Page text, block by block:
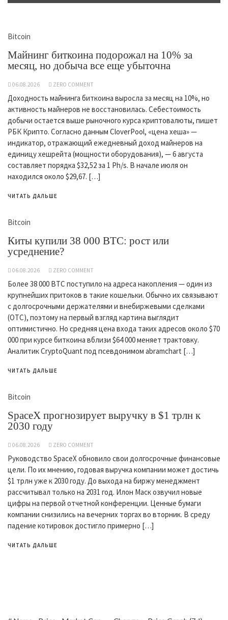
Bitcoin
Майнинг биткоина подорожал на 10% за
месяц, но добыча все еще убыточна
06.08.2026 ZERO COMMENT
Доходность майнинга биткоина выросла за месяц на 10%, но
активность майнеров не восстановилась. Себестоимость
добычи остается выше рыночного курса криптовалюты, пишет
РБК Крипто. Согласно данным CloverPool, «цена хеша» —
индикатор, отражающий ежедневный доход майнеров на
единицу хешрейта (мощности оборудования), — 6 августа
составляет порядка $32,52 за 1 Ph/s. В начале июля он
находился около $29,67. […]
ЧИТАТЬ ДАЛЬШЕ
Bitcoin
Киты купили 38 000 BTC: рост или
усреднение?
06.08.2026 ZERO COMMENT
Более 38 000 BTC поступило на адреса накопления — один из
крупнейших притоков в такие кошельки. Обычно их связывают
с долгосрочными держателями и внебиржевыми сделками
(OTC), поэтому на первый взгляд картина выглядит
оптимистично. Но средняя цена входа таких адресов около $70
000 при курсе биткоина вблизи $64 000 меняет трактовку.
Аналитик CryptoQuant под псевдонимом abramchart […]
ЧИТАТЬ ДАЛЬШЕ
Bitcoin
SpaceX прогнозирует выручку в $1 трлн к
2030 году
06.08.2026 ZERO COMMENT
Руководство SpaceX обновило свои долгосрочные финансовые
цели. По их мнению, годовая выручка компании может достичь
$1 трлн уже к 2030 году. До выхода на биржу менеджмент
рассчитывал только на 2031 год. Илон Маск озвучил новые
цифры на первой отчетной конференции. Ценные бумаги
компании снизились на вечерних торгах во вторник. В среду
падение котировок достигло примерно […]
ЧИТАТЬ ДАЛЬШЕ